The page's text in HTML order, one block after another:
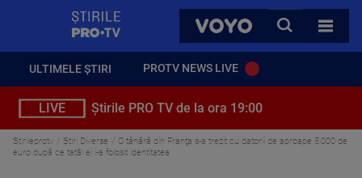
VOYO
CAUTA
TOATE
ULTIMELE ȘTIRI PROTV NEWS LIVE
LIVE Știrile PRO TV de la ora 19:00
Stirileprotv Stiri Diverse
O tânără din Franţa s-a trezit cu datorii de aproape 5.000 de
euro după ce tatăl ei i-a folosit identitatea